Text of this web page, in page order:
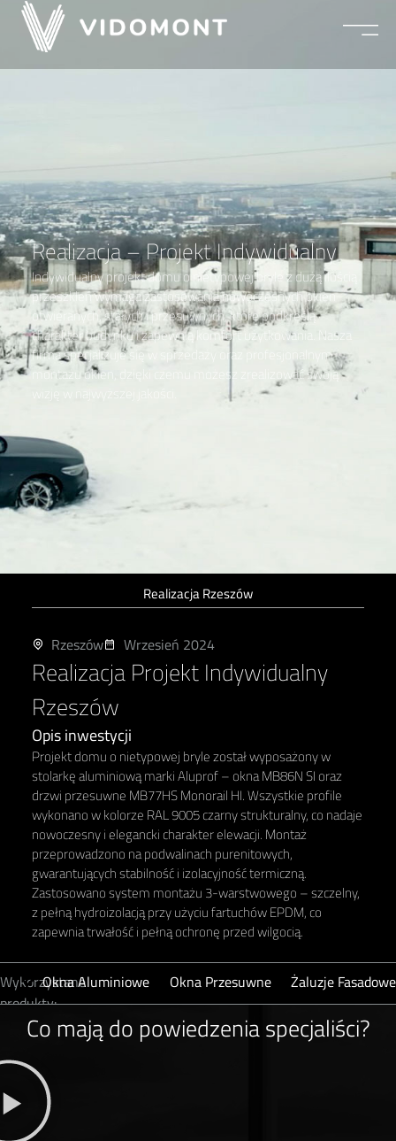
Indywidualny
Realizacja – Projekt Indywidualny
Indywidualny projekt domu o nietypowej bryle z dużą ilością
przeszkleń wymaga zastosowania nowoczesnych okien
otwieranych, stałych i przesuwnych, które podkreślą
charakter budynku i zapewnią komfort użytkowania. Nasza
firma specjalizuje się w sprzedaży oraz profesjonalnym
montażu okien, dzięki czemu możesz zrealizować swoją
Realizacja Rzeszów
Rzeszów Wrzesień 2024
Realizacja Projekt Indywidualny
Rzeszów
Opis inwestycji
Projekt domu o nietypowej bryle został wyposażony w
stolarkę aluminiową marki Aluprof – okna MB86N SI oraz
drzwi przesuwne MB77HS Monorail HI. Wszystkie profile
wykonano w kolorze RAL 9005 czarny strukturalny, co nadaje
nowoczesny i elegancki charakter elewacji. Montaż
przeprowadzono na podwalinach purenitowych,
gwarantujących stabilność i izolacyjność termiczną.
Zastosowano system montażu 3-warstwowego – szczelny,
z pełną hydroizolacją przy użyciu fartuchów EPDM, co
zapewnia trwałość i pełną ochronę przed wilgocią.
Wykorzystane
produkty:
Okna Aluminiowe Okna Przesuwne Żaluzje Fasadowe
Co mają do powiedzenia specjaliści?